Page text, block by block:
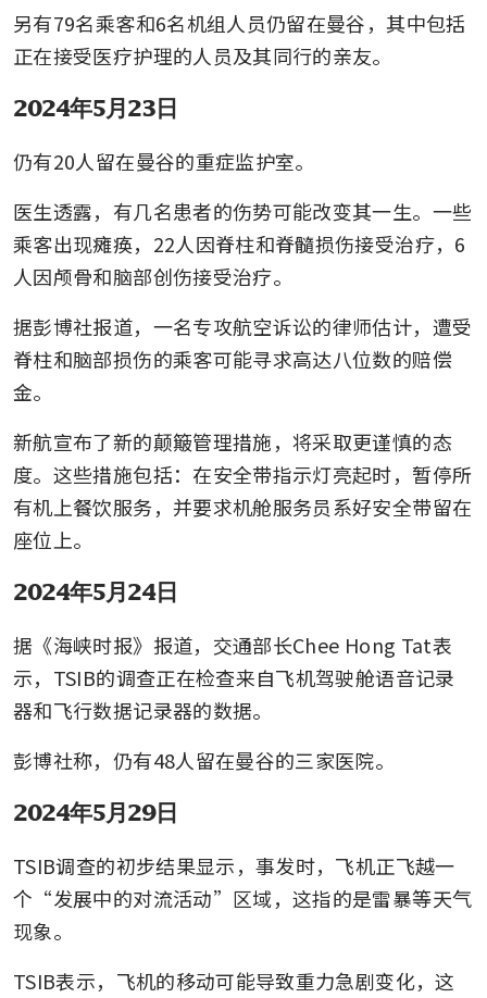
另有79名乘客和6名机组人员仍留在曼谷，其中包括
正在接受医疗护理的人员及其同行的亲友。
2024年5月23日
仍有20人留在曼谷的重症监护室。
医生透露，有几名患者的伤势可能改变其一生。一些
乘客出现瘫痪，22人因脊柱和脊髓损伤接受治疗，6
人因颅骨和脑部创伤接受治疗。
据彭博社报道，一名专攻航空诉讼的律师估计，遭受
脊柱和脑部损伤的乘客可能寻求高达八位数的赔偿
金。
新航宣布了新的颠簸管理措施，将采取更谨慎的态
度。这些措施包括：在安全带指示灯亮起时，暂停所
有机上餐饮服务，并要求机舱服务员系好安全带留在
座位上。
2024年5月24日
据《海峡时报》报道，交通部长Chee Hong Tat表
示，TSIB的调查正在检查来自飞机驾驶舱语音记录
器和飞行数据记录器的数据。
彭博社称，仍有48人留在曼谷的三家医院。
2024年5月29日
TSIB调查的初步结果显示，事发时，飞机正飞越一
个“发展中的对流活动”区域，这指的是雷暴等天气
现象。
TSIB表示，飞机的移动可能导致重力急剧变化，这